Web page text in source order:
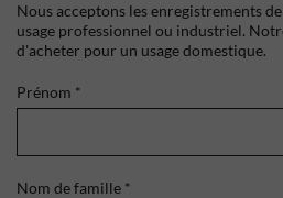
Nous acceptons les enregistrements
usage professionnel ou industriel.
d'acheter pour un usage domestique.
Prénom *
Nom de famille *